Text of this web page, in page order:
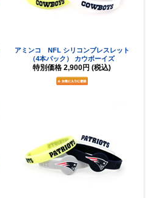
アミンコ NFL シリコンブレスレット
（4本パック） カウボーイズ
特別価格 2,900円 (税込)